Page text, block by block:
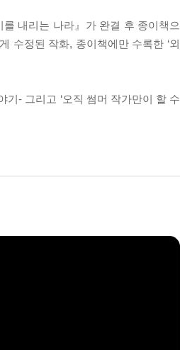
내리는 나라』가 완결 후 종이책으
수정된 작화, 종이책에만 수록한 ‘외
- 그리고 ‘오직 썸머 작가만이 할 수